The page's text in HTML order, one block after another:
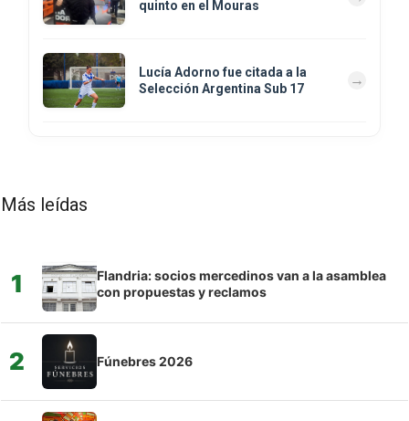
quinto en el Mouras
Lucía Adorno fue citada a la
Selección Argentina Sub 17
Más leídas
1
Flandria: socios mercedinos van a la asamblea
con propuestas y reclamos
2 Fúnebres 2026